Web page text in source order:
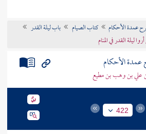
عمدة الأحكام كتاب الصيام
باب ليلة القدر
القدر في المنام
الأحكام
علي بن وهب بن مطيع
422